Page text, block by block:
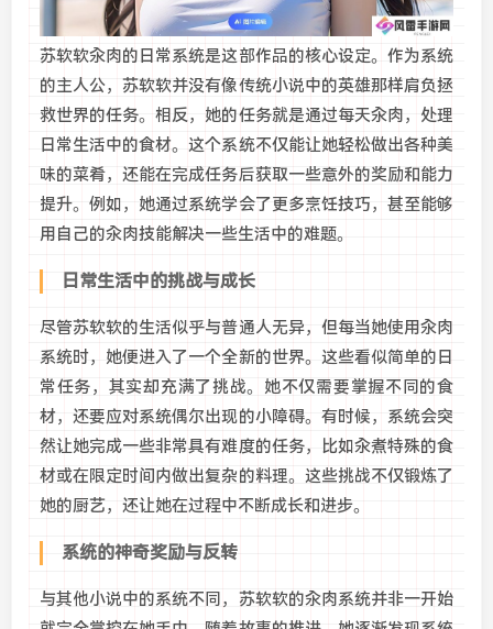
苏软软汆肉的日常系统是这部作品的核心设定。作为系统
的主人公，苏软软并没有像传统小说中的英雄那样肩负拯
救世界的任务。相反，她的任务就是通过每天汆肉，处理
日常生活中的食材。这个系统不仅能让她轻松做出各种美
味的菜肴，还能在完成任务后获取一些意外的奖励和能力
提升。例如，她通过系统学会了更多烹饪技巧，甚至能够
用自己的汆肉技能解决一些生活中的难题。
日常生活中的挑战与成长
尽管苏软软的生活似乎与普通人无异，但每当她使用汆肉
系统时，她便进入了一个全新的世界。这些看似简单的日
常任务，其实却充满了挑战。她不仅需要掌握不同的食
材，还要应对系统偶尔出现的小障碍。有时候，系统会突
然让她完成一些非常具有难度的任务，比如汆煮特殊的食
材或在限定时间内做出复杂的料理。这些挑战不仅锻炼了
她的厨艺，还让她在过程中不断成长和进步。
系统的神奇奖励与反转
与其他小说中的系统不同，苏软软的汆肉系统并非一开始